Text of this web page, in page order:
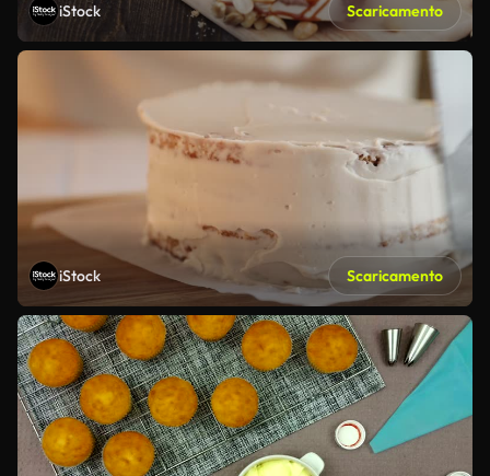
iStock Scaricamento
iStock Scaricamento